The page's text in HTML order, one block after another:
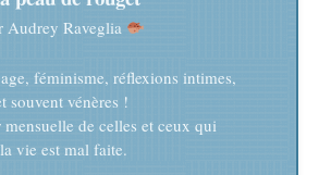
Audrey Raveglia
féminisme, réflexions intimes,
souvent vénères !
de celles et ceux qui
vie est mal faite.